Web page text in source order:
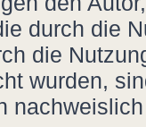
durch die
die
wurden,